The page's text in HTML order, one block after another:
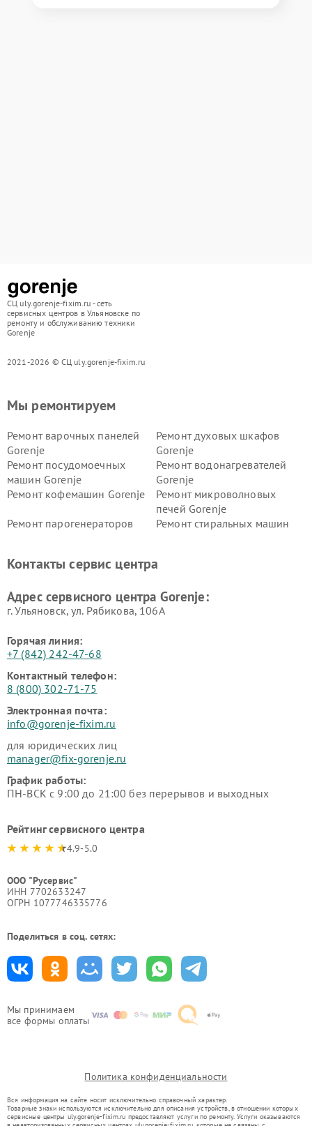
СЦ uly.gorenje-fixim.ru - сеть
сервисных центров в Ульяновске по
ремонту и обслуживанию техники
Gorenje
2021-2026 © СЦ uly.gorenje-fixim.ru
Мы принимаем
все формы оплаты
Мы ремонтируем
Ремонт варочных панелей
Gorenje
Ремонт духовых шкафов
Gorenje
Ремонт посудомоечных
машин Gorenje
Ремонт водонагревателей
Gorenje
Ремонт кофемашин Gorenje
Ремонт микроволновых
печей Gorenje
Ремонт парогенераторов
Ремонт стиральных машин
Контакты сервис центра
Адрес сервисного центра Gorenje:
г. Ульяновск, ул. Рябикова, 106А
Горячая линия:
+7 (842) 242-47-68
Контактный телефон:
8 (800) 302-71-75
Электронная почта:
info@gorenje-fixim.ru
для юридических лиц
manager@fix-gorenje.ru
График работы:
ПН-ВСК с 9:00 до 21:00 без перерывов и выходных
Рейтинг сервисного центра
4.9-5.0
ООО "Русервис"
ИНН 7702633247
ОГРН 1077746335776
Поделиться в соц. сетях:
Политика конфиденциальности
Вся информация на сайте носит исключительно справочный характер.
Товарные знаки используются исключительно для описания устройств, в отношении которых
сервисные центры uly.gorenje-fixim.ru предоставляют услуги по ремонту. Услуги оказываются